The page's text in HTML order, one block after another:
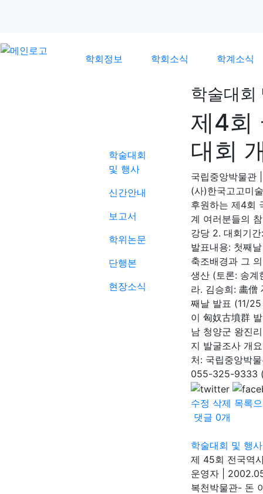
학회정보 학회소식 학계소식
학술대회
및 행사
신간안내
보고서
학위논문
단행본
현장소식
학술대회
제4회
대회
국립중앙박물관
(사)한국고고미
후원하는 제4회
계 여러분들의
강당 2. 대회기
발표내용: 첫째
축조배경과 그
생산 (토론: 송계
라. 김승희: 畵僧
째날 발표 (11/
이 匈奴古墳群
남 청양군 왕진
지 발굴조사 개
처: 국립중앙박
055-325-9333
수정 삭제 목록
댓글 0개
학술대회 및 행사
제 45회 전국역
운영자
복천박물관- 돈